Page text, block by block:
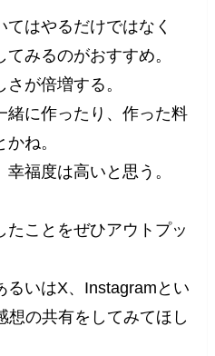
はやるだけではなく
みるのがおすすめ。
が倍増する。
緒に作ったり、作った料
ね。
福度は高いと思う。
たことをぜひアウトプッ
るいはX、Instagramとい
想の共有をしてみてほし